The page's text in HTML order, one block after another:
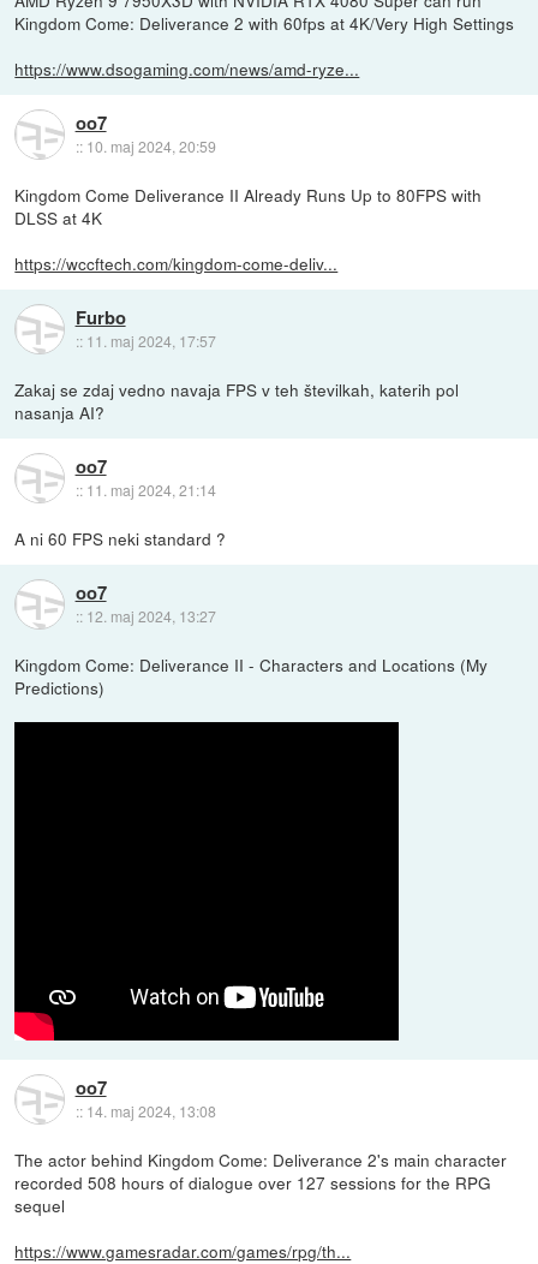
Kingdom Come: Deliverance 2 with 60fps at 4K/Very High Settings
https://www.dsogaming.com/news/amd-ryze...
oo7
:: 10. maj 2024, 20:59
Kingdom Come Deliverance II Already Runs Up to 80FPS with
DLSS at 4K
https://wccftech.com/kingdom-come-deliv...
Furbo
:: 11. maj 2024, 17:57
Zakaj se zdaj vedno navaja FPS v teh številkah, katerih pol
nasanja AI?
oo7
:: 11. maj 2024, 21:14
A ni 60 FPS neki standard ?
oo7
:: 12. maj 2024, 13:27
Kingdom Come: Deliverance II - Characters and Locations (My
Predictions)
oo7
:: 14. maj 2024, 13:08
The actor behind Kingdom Come: Deliverance 2's main character
recorded 508 hours of dialogue over 127 sessions for the RPG
sequel
https://www.gamesradar.com/games/rpg/th...